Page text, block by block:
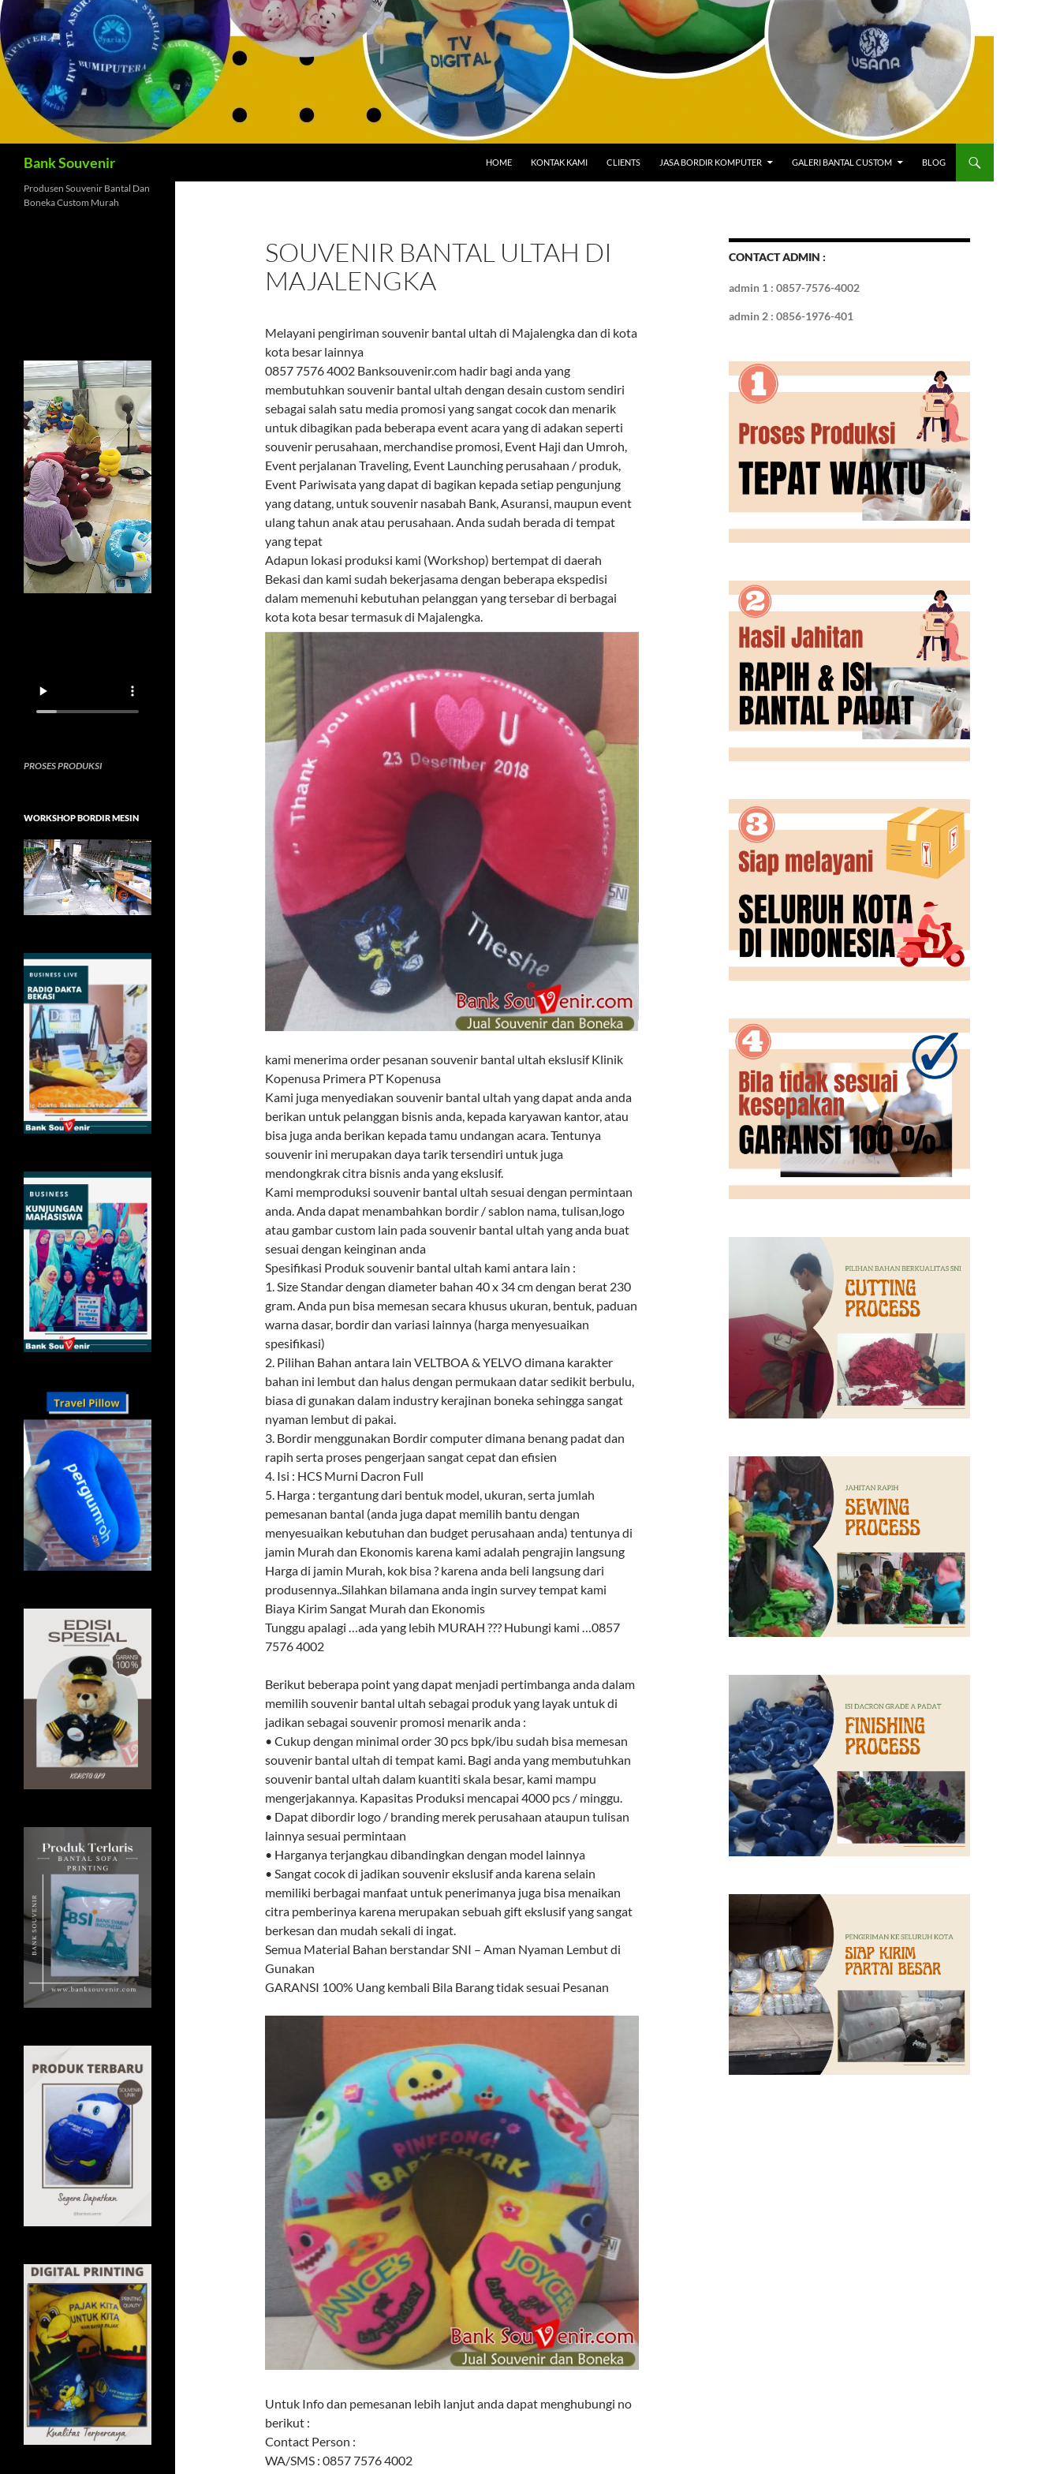
Bank Souvenir HOME KONTAK KAMI CLIENTS JASA BORDIR KOMPUTER GALERI BANTAL CUSTOM BLOG
SOUVENIR BANTAL ULTAH DI
MAJALENGKA
Melayani pengiriman souvenir bantal ultah di Majalengka dan di kota
kota besar lainnya
0857 7576 4002 Banksouvenir.com hadir bagi anda yang
membutuhkan souvenir bantal ultah dengan desain custom sendiri
sebagai salah satu media promosi yang sangat cocok dan menarik
untuk dibagikan pada beberapa event acara yang di adakan seperti
souvenir perusahaan, merchandise promosi, Event Haji dan Umroh,
Event perjalanan Traveling, Event Launching perusahaan / produk,
Event Pariwisata yang dapat di bagikan kepada setiap pengunjung
yang datang, untuk souvenir nasabah Bank, Asuransi, maupun event
ulang tahun anak atau perusahaan. Anda sudah berada di tempat
yang tepat
Adapun lokasi produksi kami (Workshop) bertempat di daerah
Bekasi dan kami sudah bekerjasama dengan beberapa ekspedisi
dalam memenuhi kebutuhan pelanggan yang tersebar di berbagai
kota kota besar termasuk di Majalengka.
kami menerima order pesanan souvenir bantal ultah ekslusif Klinik
Kopenusa Primera PT Kopenusa
Kami juga menyediakan souvenir bantal ultah yang dapat anda anda
berikan untuk pelanggan bisnis anda, kepada karyawan kantor, atau
bisa juga anda berikan kepada tamu undangan acara. Tentunya
souvenir ini merupakan daya tarik tersendiri untuk juga
mendongkrak citra bisnis anda yang ekslusif.
Kami memproduksi souvenir bantal ultah sesuai dengan permintaan
anda. Anda dapat menambahkan bordir / sablon nama, tulisan,logo
atau gambar custom lain pada souvenir bantal ultah yang anda buat
sesuai dengan keinginan anda
Spesifikasi Produk souvenir bantal ultah kami antara lain :
1. Size Standar dengan diameter bahan 40 x 34 cm dengan berat 230
gram. Anda pun bisa memesan secara khusus ukuran, bentuk, paduan
warna dasar, bordir dan variasi lainnya (harga menyesuaikan
spesifikasi)
2. Pilihan Bahan antara lain VELTBOA & YELVO dimana karakter
bahan ini lembut dan halus dengan permukaan datar sedikit berbulu,
biasa di gunakan dalam industry kerajinan boneka sehingga sangat
nyaman lembut di pakai.
3. Bordir menggunakan Bordir computer dimana benang padat dan
rapih serta proses pengerjaan sangat cepat dan efisien
4. Isi : HCS Murni Dacron Full
5. Harga : tergantung dari bentuk model, ukuran, serta jumlah
pemesanan bantal (anda juga dapat memilih bantu dengan
menyesuaikan kebutuhan dan budget perusahaan anda) tentunya di
jamin Murah dan Ekonomis karena kami adalah pengrajin langsung
Harga di jamin Murah, kok bisa ? karena anda beli langsung dari
produsennya..Silahkan bilamana anda ingin survey tempat kami
Biaya Kirim Sangat Murah dan Ekonomis
Tunggu apalagi …ada yang lebih MURAH ??? Hubungi kami …0857
7576 4002
Berikut beberapa point yang dapat menjadi pertimbanga anda dalam
memilih souvenir bantal ultah sebagai produk yang layak untuk di
jadikan sebagai souvenir promosi menarik anda :
• Cukup dengan minimal order 30 pcs bpk/ibu sudah bisa memesan
souvenir bantal ultah di tempat kami. Bagi anda yang membutuhkan
souvenir bantal ultah dalam kuantiti skala besar, kami mampu
mengerjakannya. Kapasitas Produksi mencapai 4000 pcs / minggu.
• Dapat dibordir logo / branding merek perusahaan ataupun tulisan
lainnya sesuai permintaan
• Harganya terjangkau dibandingkan dengan model lainnya
• Sangat cocok di jadikan souvenir ekslusif anda karena selain
memiliki berbagai manfaat untuk penerimanya juga bisa menaikan
citra pemberinya karena merupakan sebuah gift ekslusif yang sangat
berkesan dan mudah sekali di ingat.
Semua Material Bahan berstandar SNI – Aman Nyaman Lembut di
Gunakan
GARANSI 100% Uang kembali Bila Barang tidak sesuai Pesanan
Untuk Info dan pemesanan lebih lanjut anda dapat menghubungi no
berikut :
Contact Person :
WA/SMS : 0857 7576 4002
CONTACT ADMIN :
admin 1 : 0857-7576-4002
admin 2 : 0856-1976-401
Produsen Souvenir Bantal Dan
Boneka Custom Murah
PROSES PRODUKSI
WORKSHOP BORDIR MESIN